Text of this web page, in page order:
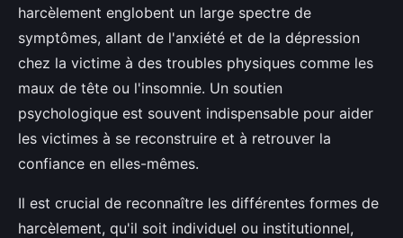
harcèlement englobent un large spectre de
symptômes, allant de l'anxiété et de la dépression
chez la victime à des troubles physiques comme les
maux de tête ou l'insomnie. Un soutien
psychologique est souvent indispensable pour aider
les victimes à se reconstruire et à retrouver la
confiance en elles-mêmes.
Il est crucial de reconnaître les différentes formes de
harcèlement, qu'il soit individuel ou institutionnel,